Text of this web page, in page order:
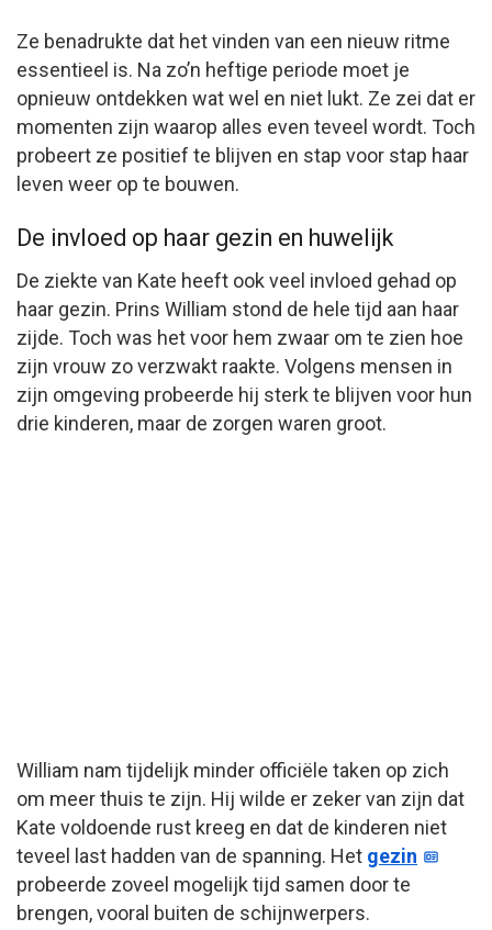
Ze benadrukte dat het vinden van een nieuw ritme
essentieel is. Na zo’n heftige periode moet je
opnieuw ontdekken wat wel en niet lukt. Ze zei dat er
momenten zijn waarop alles even teveel wordt. Toch
probeert ze positief te blijven en stap voor stap haar
leven weer op te bouwen.
De invloed op haar gezin en huwelijk
De ziekte van Kate heeft ook veel invloed gehad op
haar gezin. Prins William stond de hele tijd aan haar
zijde. Toch was het voor hem zwaar om te zien hoe
zijn vrouw zo verzwakt raakte. Volgens mensen in
zijn omgeving probeerde hij sterk te blijven voor hun
drie kinderen, maar de zorgen waren groot.
William nam tijdelijk minder officiële taken op zich
om meer thuis te zijn. Hij wilde er zeker van zijn dat
Kate voldoende rust kreeg en dat de kinderen niet
teveel last hadden van de spanning. Het gezin
probeerde zoveel mogelijk tijd samen door te
brengen, vooral buiten de schijnwerpers.